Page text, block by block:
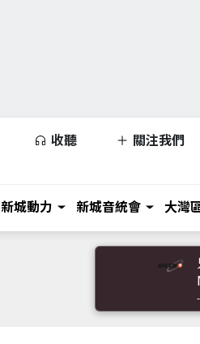
收聽 關注我們
新城動力 新城音統會 大灣
-